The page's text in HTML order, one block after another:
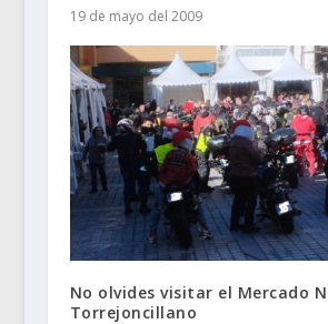
19 de mayo del 2009
No olvides visitar el Mercado
Torrejoncillano